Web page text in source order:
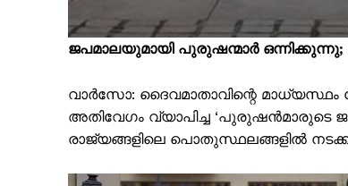
ജപമാലയുമായി പുരുഷന്മാര്‍
വാര്‍സോ: ദൈവമാതാവിന്റെ മാധ്യസ്ഥം
അതിവേഗം വ്യാപിച്ച ‘പുരുഷന്‍മാരുടെ
രാജ്യങ്ങളിലെ പൊതുസ്ഥലങ്ങളില്‍